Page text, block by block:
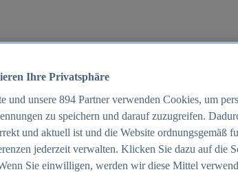
2025
Ihre Privatsphäre
und unsere 894 Partner verwenden Cookies, um
zu speichern und darauf zuzugreifen.
und aktuell ist und die Website ordnungsgemäß
jederzeit verwalten. Klicken Sie dazu auf die
Sie einwilligen, werden wir diese Mittel